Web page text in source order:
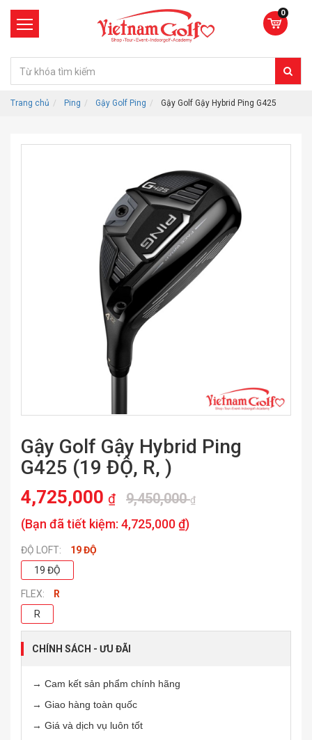
0
Trang chủ Ping Gậy Golf Ping Gậy Golf Gậy Hybrid Ping G425
Gậy Golf Gậy Hybrid Ping
G425 (19 ĐỘ, R, )
4,725,000 ₫ 9,450,000₫
(Bạn đã tiết kiệm: 4,725,000 ₫)
ĐỘ LOFT:
19 ĐỘ
19 ĐỘ
FLEX:
R
R
CHÍNH SÁCH - ƯU ĐÃI
→ Cam kết sản phẩm chính hãng
→ Giao hàng toàn quốc
→ Giá và dịch vụ luôn tốt